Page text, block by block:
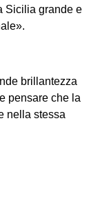
Sicilia grande e
brillantezza
pensare che la
nella stessa